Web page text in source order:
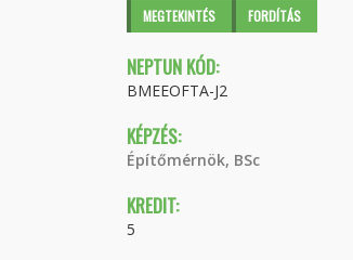
Elsődleges fülek
MEGTEKINTÉS (AKTÍVFORDÍTÁS
NEPTUN KÓD:
BMEEOFTA-J2
KÉPZÉS:
Építőmérnök, BSc
KREDIT:
5